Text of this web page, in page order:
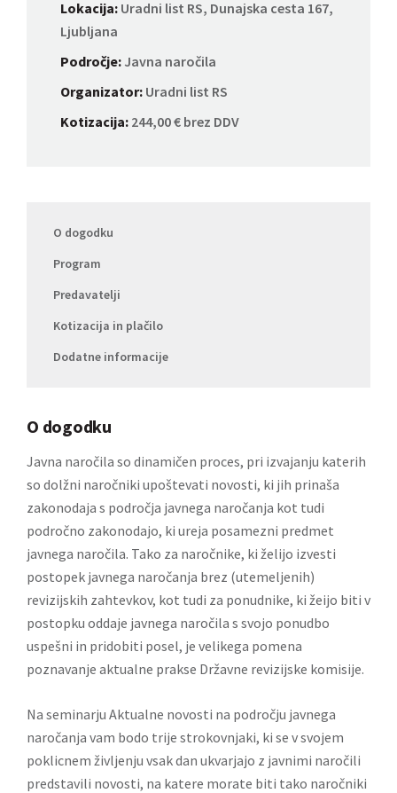
Lokacija: Uradni list RS, Dunajska cesta 167,
Ljubljana
Področje: Javna naročila
Organizator: Uradni list RS
Kotizacija: 244,00 € brez DDV
O dogodku
Program
Predavatelji
Kotizacija in plačilo
Dodatne informacije
O dogodku
Javna naročila so dinamičen proces, pri izvajanju katerih
so dolžni naročniki upoštevati novosti, ki jih prinaša
zakonodaja s področja javnega naročanja kot tudi
področno zakonodajo, ki ureja posamezni predmet
javnega naročila. Tako za naročnike, ki želijo izvesti
postopek javnega naročanja brez (utemeljenih)
revizijskih zahtevkov, kot tudi za ponudnike, ki žeijo biti v
postopku oddaje javnega naročila s svojo ponudbo
uspešni in pridobiti posel, je velikega pomena
poznavanje aktualne prakse Državne revizijske komisije.
Na seminarju Aktualne novosti na področju javnega
naročanja vam bodo trije strokovnjaki, ki se v svojem
poklicnem življenju vsak dan ukvarjajo z javnimi naročili
predstavili novosti, na katere morate biti tako naročniki